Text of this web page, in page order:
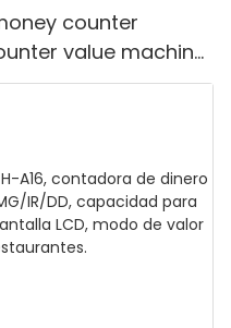
counter
value machine